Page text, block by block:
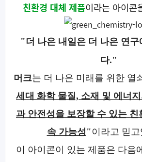
친환경 대체 제품이라는 아이콘
"더 나은 내일은 더 나은 연구
다."
머크는 더 나은 미래를 위한 열
세대 화학 물질, 소재 및 에너
과 안전성을 보장할 수 있는 친
속 가능성"이라고 믿
이 아이콘이 있는 제품은 다음